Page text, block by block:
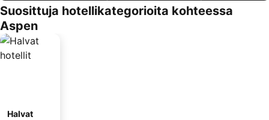
Suosittuja hotellikategorioita kohteessa
Aspen
Halvat